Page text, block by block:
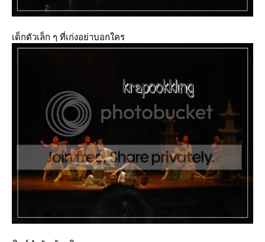
เด็กตัวเล็ก ๆ ที่เก่งอย่าบอกใคร